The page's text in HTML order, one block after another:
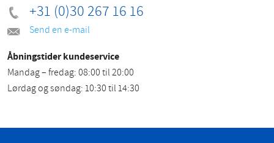
+31 (0)30 267 16 16
Send en e-mail
Åbningstider kundeservice
Mandag – fredag: 08:00 til 20:00
Lørdag og søndag: 10:30 til 14:30